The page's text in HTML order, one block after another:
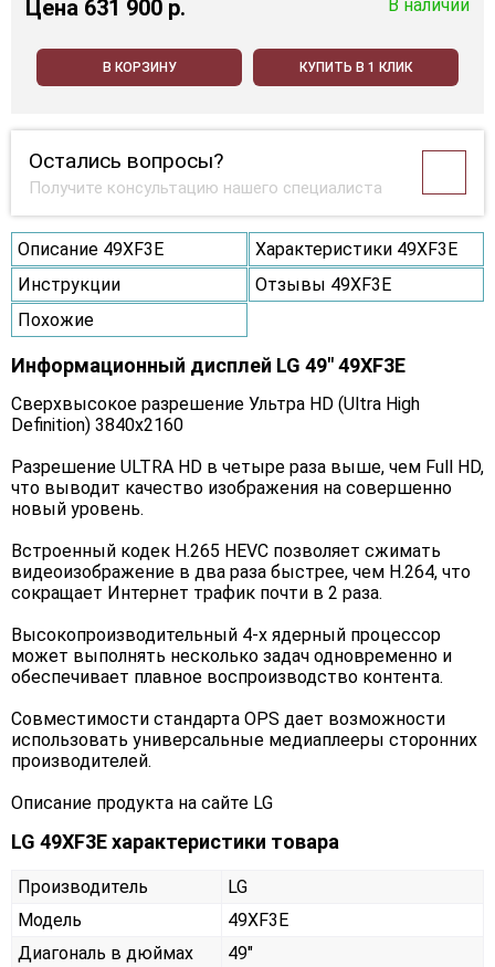
Цена 631 900 p. В наличии
В КОРЗИНУ КУПИТЬ В 1 КЛИК
Остались вопросы?
Получите консультацию нашего специалиста
Описание 49XF3E
Характеристики 49XF3E
Инструкции
Отзывы 49XF3E
Похожие
Информационный дисплей LG 49" 49XF3E
Сверхвысокое разрешение Ультра HD (Ultra High
Definition) 3840x2160
Разрешение ULTRA HD в четыре раза выше, чем Full HD,
что выводит качество изображения на совершенно
новый уровень.
Встроенный кодек H.265 HEVC позволяет сжимать
видеоизображение в два раза быстрее, чем H.264, что
сокращает Интернет трафик почти в 2 раза.
Высокопроизводительный 4-х ядерный процессор
может выполнять несколько задач одновременно и
обеспечивает плавное воспроизводство контента.
Совместимости стандарта OPS дает возможности
использовать универсальные медиаплееры сторонних
производителей.
Описание продукта на сайте LG
LG 49XF3E характеристики товара
Производитель
LG
Модель
49XF3E
Диагональ в дюймах
49"